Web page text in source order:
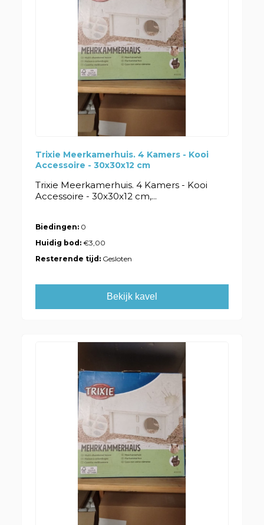
Trixie Meerkamerhuis. 4 Kamers - Kooi
Accessoire - 30x30x12 cm
Trixie Meerkamerhuis. 4 Kamers - Kooi
Accessoire - 30x30x12 cm,...
Biedingen: 0
Huidig bod:€3,00
Resterende tijd: Gesloten
Bekijk kavel